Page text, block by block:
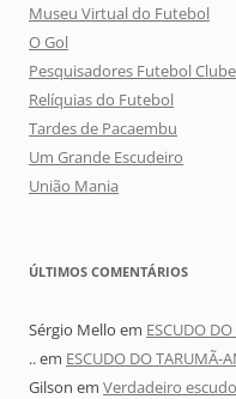
Museu Virtual do Futebol
O Gol
Pesquisadores Futebol Clube
Relíquias do Futebol
Tardes de Pacaembu
Um Grande Escudeiro
União Mania
ÚLTIMOS COMENTÁRIOS
Sérgio Mello em ESCUDO
..em ESCUDO DO TARUMÃ-
Gilson em Verdadeiro